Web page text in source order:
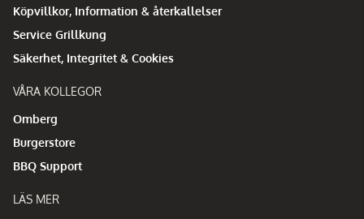
Köpvillkor, Information & återkallelser
Service Grillkung
Säkerhet, Integritet & Cookies
VÅRA KOLLEGOR
Omberg
Burgerstore
BBQ Support
LÄS MER